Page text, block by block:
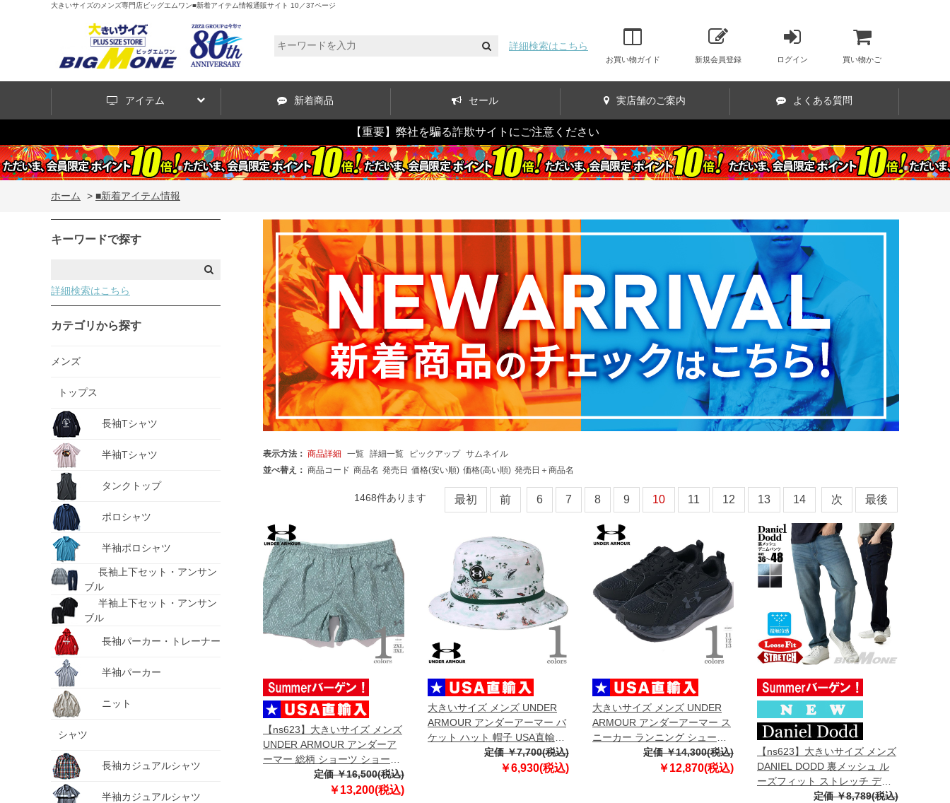
大きいサイズのメンズ専門店ビッグエムワン■新着アイテム情報通販サイト 10／37ページ
詳細検索はこちら
お買い物ガイド 新規会員登録 ログイン 買い物かご
アイテム 新着商品 セール 実店舗のご案内 よくある質問
【重要】弊社を騙る詐欺サイトにご注意ください
ホーム > ■新着アイテム情報
キーワードで探す
詳細検索はこちら
カテゴリから探す
メンズ
トップス
長袖Tシャツ
半袖Tシャツ
タンクトップ
ポロシャツ
半袖ポロシャツ
長袖上下セット・アンサン
ブル
半袖上下セット・アンサン
ブル
長袖パーカー・トレーナー
半袖パーカー
ニット
シャツ
長袖カジュアルシャツ
半袖カジュアルシャツ
表示方法： 商品詳細 一覧 詳細一覧 ピックアップ サムネイル
並べ替え： 商品コード 商品名 発売日 価格(安い順) 価格(高い順) 発売日＋商品名
1468件あります 最初 前 6 7 8 9 10 11 12 13 14 次 最後
【ns623】大きいサイズ メンズ
UNDER ARMOUR アンダーア
ーマー 総柄 ショーツ ショート
パンツ USA直輸入 6009178-
定価 ￥16,500(税込)
￥13,200(税込)
大きいサイズ メンズ UNDER
ARMOUR アンダーアーマー バ
ケット ハット 帽子 USA直輸入
1383483-103定価 ￥7,700(税込)
￥6,930(税込)
大きいサイズ メンズ UNDER
ARMOUR アンダーアーマー ス
ニーカー ランニング シューズ
USA直輸入 6013582-001
定価 ￥14,300(税込)
￥12,870(税込)
【ns623】大きいサイズ メンズ
DANIEL DODD 裏メッシュ ル
ーズフィット ストレッチ デニ
ム パンツ 接触冷感 春夏新作
定価 ￥8,789(税込)